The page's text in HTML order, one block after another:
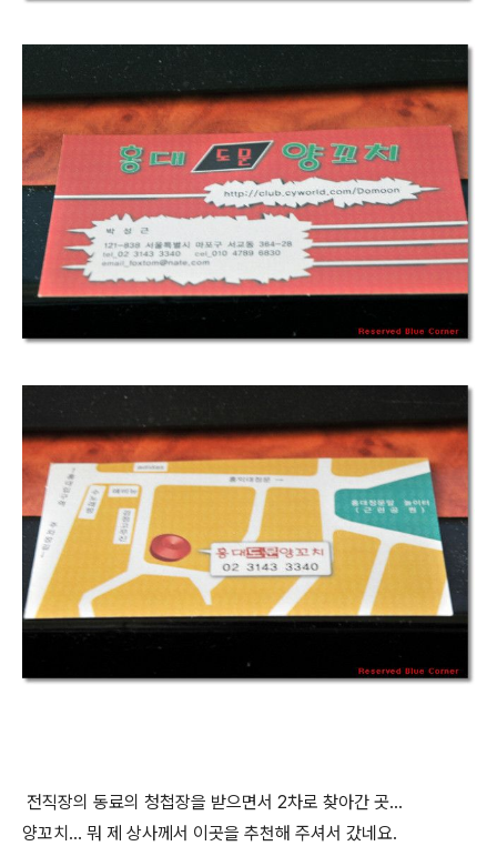
전직장의 동료의 청첩장을 받으면서 2차로 찾아간 곳...
양꼬치... 뭐 제 상사께서 이곳을 추천해 주셔서 갔네요.